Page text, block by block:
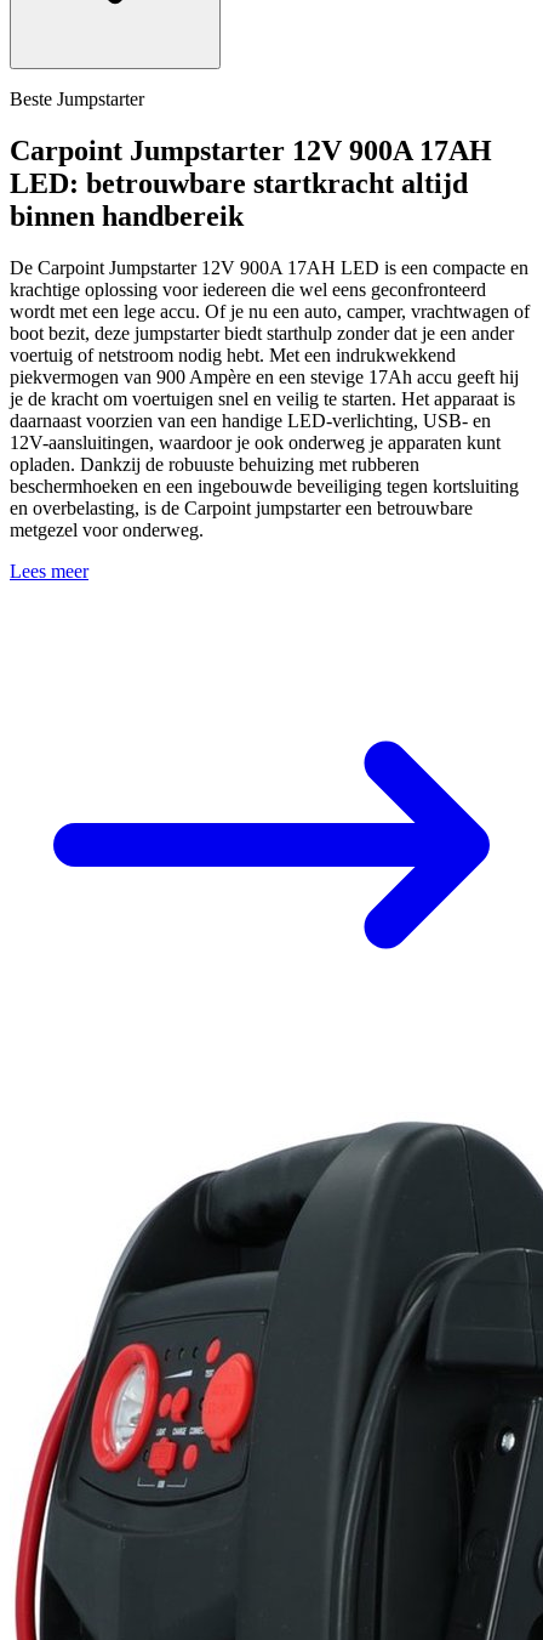
Beste Jumpstarter
Carpoint Jumpstarter 12V 900A 17AH
LED: betrouwbare startkracht altijd
binnen handbereik
De Carpoint Jumpstarter 12V 900A 17AH LED is een compacte en
krachtige oplossing voor iedereen die wel eens geconfronteerd
wordt met een lege accu. Of je nu een auto, camper, vrachtwagen of
boot bezit, deze jumpstarter biedt starthulp zonder dat je een ander
voertuig of netstroom nodig hebt. Met een indrukwekkend
piekvermogen van 900 Ampère en een stevige 17Ah accu geeft hij
je de kracht om voertuigen snel en veilig te starten. Het apparaat is
daarnaast voorzien van een handige LED-verlichting, USB- en
12V-aansluitingen, waardoor je ook onderweg je apparaten kunt
opladen. Dankzij de robuuste behuizing met rubberen
beschermhoeken en een ingebouwde beveiliging tegen kortsluiting
en overbelasting, is de Carpoint jumpstarter een betrouwbare
metgezel voor onderweg.
Lees meer